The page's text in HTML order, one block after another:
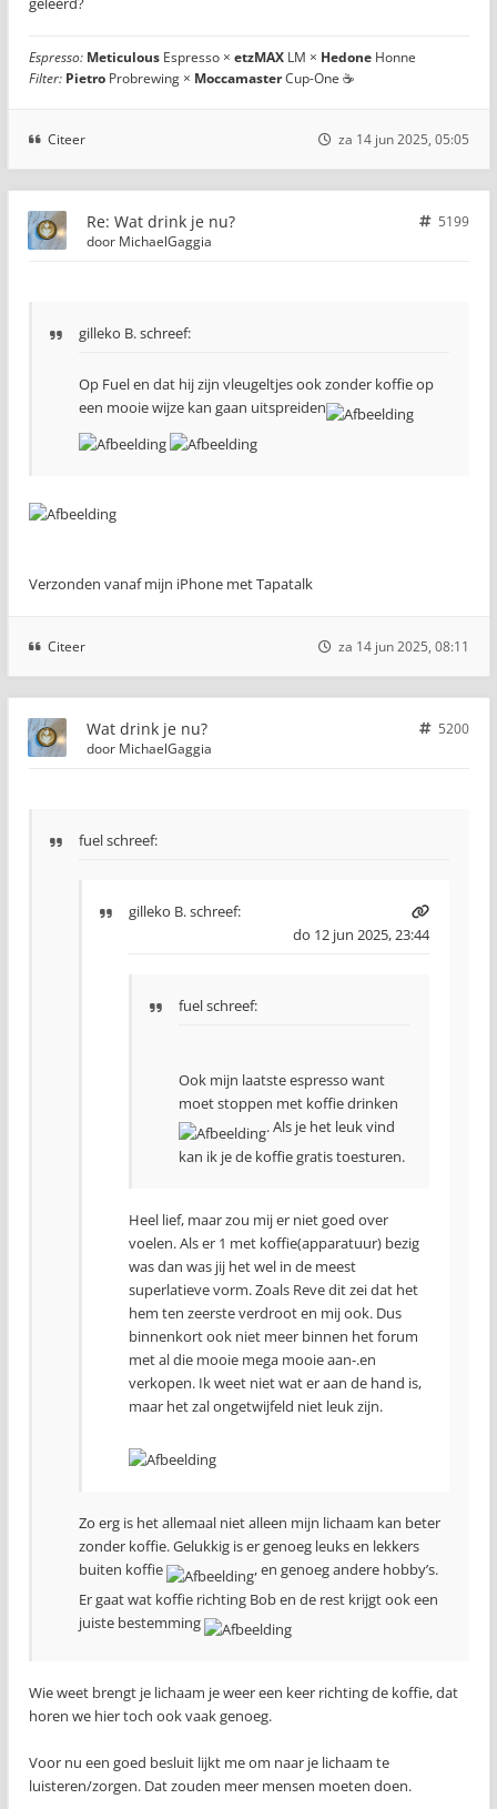
Espresso: Meticulous Espresso × etzMAX LM × Hedone Honne
Filter: Pietro Probrewing × MoccamasterCup-One ☕
Citeer za 14 jun 2025, 05:05
Re: Wat drink je nu?
5199
door MichaelGaggia
gilleko B. schreef:
Op Fuel en dat hij zijn vleugeltjes ook zonder koffie op
een mooie wijze kan gaan uitspreiden
Verzonden vanaf mijn iPhone met Tapatalk
Citeer za 14 jun 2025, 08:11
Wat drink je nu?
5200
door MichaelGaggia
fuel schreef:
gilleko B.schreef:
do 12 jun 2025, 23:44
fuel schreef:
Ook mijn laatste espresso want
moet stoppen met koffie drinken
. Als je het leuk vind
kan ik je de koffie gratis toesturen.
Heel lief, maar zou mij er niet goed over
voelen. Als er 1 met koffie(apparatuur) bezig
was dan was jij het wel in de meest
superlatieve vorm. Zoals Reve dit zei dat het
hem ten zeerste verdroot en mij ook. Dus
binnenkort ook niet meer binnen het forum
met al die mooie mega mooie aan-.en
verkopen. Ik weet niet wat er aan de hand is,
maar het zal ongetwijfeld niet leuk zijn.
Zo erg is het allemaal niet alleen mijn lichaam kan beter
zonder koffie. Gelukkig is er genoeg leuks en lekkers
buiten koffie
, en genoeg andere hobby’s.
Er gaat wat koffie richting Bob en de rest krijgt ook een
juiste bestemming
Wie weet brengt je lichaam je weer een keer richting de koffie, dat
horen we hier toch ook vaak genoeg.
Voor nu een goed besluit lijkt me om naar je lichaam te
luisteren/zorgen. Dat zouden meer mensen moeten doen.